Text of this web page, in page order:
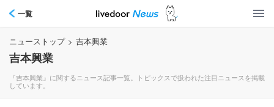
一覧
ニューストップ > 吉本興業
吉本興業
『吉本興業』に関するニュース記事一覧。トピックスで扱われた注目ニュースを掲載
しています。